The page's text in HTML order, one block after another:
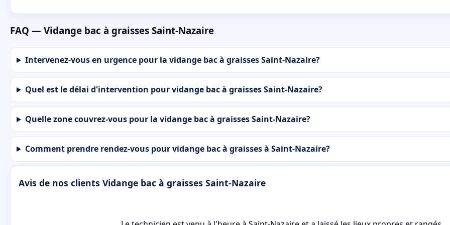
FAQ — Vidange bac à graisses Saint-Nazaire
Intervenez-vous en urgence pour la vidange bac à graisses Saint-Nazaire?
Quel est le délai d'intervention pour vidange bac à graisses Saint-Nazaire?
Quelle zone couvrez-vous pour la vidange bac à graisses Saint-Nazaire?
Comment prendre rendez-vous pour vidange bac à graisses à Saint-Nazaire?
Avis de nos clients Vidange bac à graisses Saint-Nazaire